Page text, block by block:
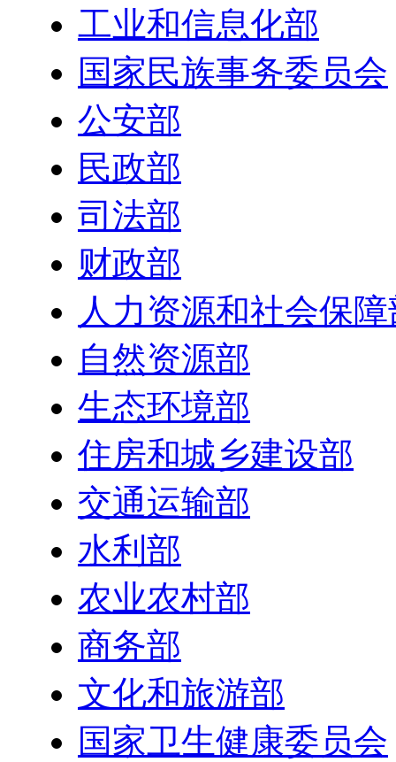
工业和信息化部
国家民族事务委员会
公安部
民政部
司法部
财政部
人力资源和社会保
自然资源部
生态环境部
住房和城乡建设部
交通运输部
水利部
农业农村部
商务部
文化和旅游部
国家卫生健康委员会